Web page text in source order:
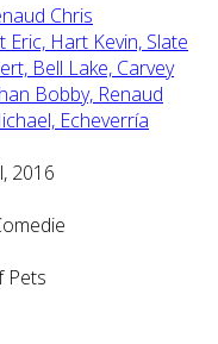
Chris
Eric, Hart Kevin, Slate
Bell Lake, Carvey
Bobby, Renaud
Echeverría
2016
Pets